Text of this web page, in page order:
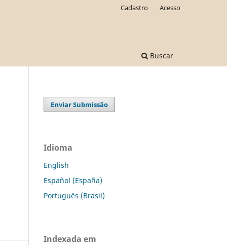
Buscar
Cadastro Acesso
Enviar Submissão
Idioma
English
Español (España)
Português (Brasil)
Indexada em